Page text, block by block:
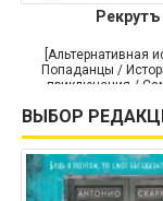
Рекрутъ
[Альтернативная
Попаданцы /
приключения /
ВЫБОР